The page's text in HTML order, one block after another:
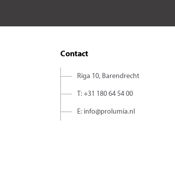
Contact
Riga 10, Barendrecht
T: +31 180 64 54 00
E: info@prolumia.nl